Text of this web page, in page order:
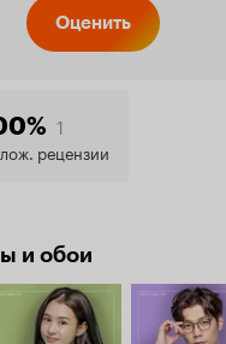
7.6
Оценить
1
рецензии
и обои